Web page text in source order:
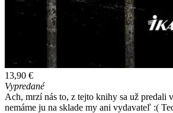
13,90 €
Vypredané
Ach, mrzí nás to, z tejto knihy sa už predali
nemáme ju na sklade my ani vydavateľ :(